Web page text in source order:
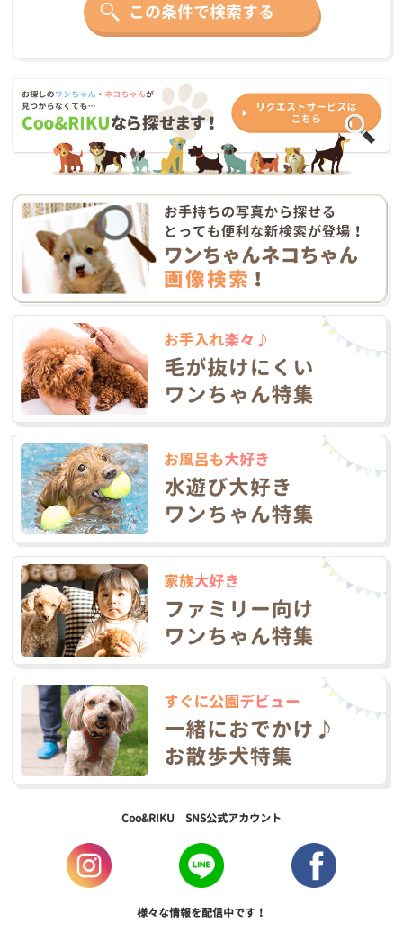
この条件で検索する
Coo&RIKU SNS公式アカウント
様々な情報を配信中です！